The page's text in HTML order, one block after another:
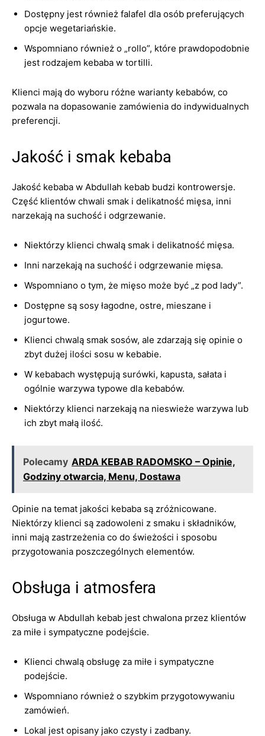
Dostępny jest również falafel dla osób preferujących
opcje wegetariańskie.
Wspomniano również o „rollo”, które prawdopodobnie
jest rodzajem kebaba w tortilli.
Klienci mają do wyboru różne warianty kebabów, co
pozwala na dopasowanie zamówienia do indywidualnych
preferencji.
Jakość i smak kebaba
Jakość kebaba w Abdullah kebab budzi kontrowersje.
Część klientów chwali smak i delikatność mięsa, inni
narzekają na suchość i odgrzewanie.
Niektórzy klienci chwalą smak i delikatność mięsa.
Inni narzekają na suchość i odgrzewanie mięsa.
Wspomniano o tym, że mięso może być „z pod lady”.
Dostępne są sosy łagodne, ostre, mieszane i
jogurtowe.
Klienci chwalą smak sosów, ale zdarzają się opinie o
zbyt dużej ilości sosu w kebabie.
W kebabach występują surówki, kapusta, sałata i
ogólnie warzywa typowe dla kebabów.
Niektórzy klienci narzekają na nieswieże warzywa lub
ich zbyt małą ilość.
Polecamy ARDA KEBAB RADOMSKO – Opinie,
Godziny otwarcia, Menu, Dostawa
Opinie na temat jakości kebaba są zróżnicowane.
Niektórzy klienci są zadowoleni z smaku i składników,
inni mają zastrzeżenia co do świeżości i sposobu
przygotowania poszczególnych elementów.
Obsługa i atmosfera
Obsługa w Abdullah kebab jest chwalona przez klientów
za miłe i sympatyczne podejście.
Klienci chwalą obsługę za miłe i sympatyczne
podejście.
Wspomniano również o szybkim przygotowywaniu
zamówień.
Lokal jest opisany jako czysty i zadbany.